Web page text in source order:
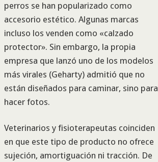
perros se han popularizado como
accesorio estético. Algunas marcas
incluso los venden como «calzado
protector». Sin embargo, la propia
empresa que lanzó uno de los modelos
más virales (Geharty) admitió que no
están diseñados para caminar, sino para
hacer fotos.
Veterinarios y fisioterapeutas coinciden
en que este tipo de producto no ofrece
sujeción, amortiguación ni tracción. De